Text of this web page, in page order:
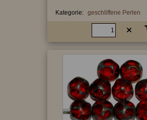
Kategorie: geschliffene Perlen